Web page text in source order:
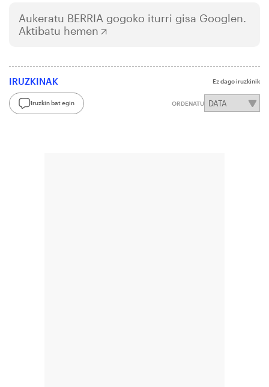
Aukeratu BERRIA gogoko iturri gisa Googlen.
Aktibatu hemen
IRUZKINAK Ez dago iruzkinik
Iruzkin bat egin ORDENATU